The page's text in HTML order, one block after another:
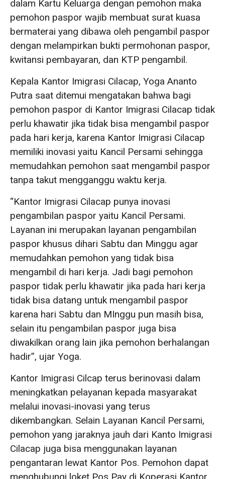
dalam Kartu Keluarga dengan pemohon maka
pemohon paspor wajib membuat surat kuasa
bermaterai yang dibawa oleh pengambil paspor
dengan melampirkan bukti permohonan paspor,
kwitansi pembayaran, dan KTP pengambil.
Kepala Kantor Imigrasi Cilacap, Yoga Ananto
Putra saat ditemui mengatakan bahwa bagi
pemohon paspor di Kantor Imigrasi Cilacap tidak
perlu khawatir jika tidak bisa mengambil paspor
pada hari kerja, karena Kantor Imigrasi Cilacap
memiliki inovasi yaitu Kancil Persami sehingga
memudahkan pemohon saat mengambil paspor
tanpa takut mengganggu waktu kerja.
“Kantor Imigrasi Cilacap punya inovasi
pengambilan paspor yaitu Kancil Persami.
Layanan ini merupakan layanan pengambilan
paspor khusus dihari Sabtu dan Minggu agar
memudahkan pemohon yang tidak bisa
mengambil di hari kerja. Jadi bagi pemohon
paspor tidak perlu khawatir jika pada hari kerja
tidak bisa datang untuk mengambil paspor
karena hari Sabtu dan MInggu pun masih bisa,
selain itu pengambilan paspor juga bisa
diwakilkan orang lain jika pemohon berhalangan
hadir”, ujar Yoga.
Kantor Imigrasi Cilcap terus berinovasi dalam
meningkatkan pelayanan kepada masyarakat
melalui inovasi-inovasi yang terus
dikembangkan. Selain Layanan Kancil Persami,
pemohon yang jaraknya jauh dari Kanto Imigrasi
Cilacap juga bisa menggunakan layanan
pengantaran lewat Kantor Pos. Pemohon dapat